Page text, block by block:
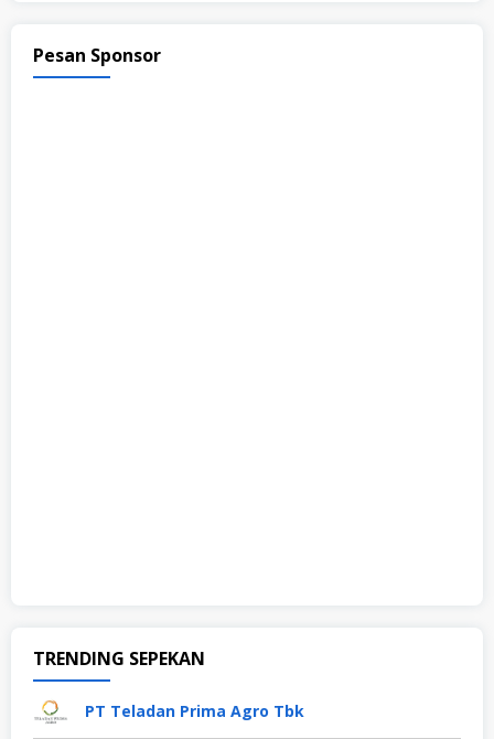
Pesan Sponsor
TRENDING SEPEKAN
PT Teladan Prima Agro Tbk